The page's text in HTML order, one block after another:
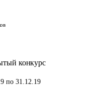
конкурс
по 31.12.19